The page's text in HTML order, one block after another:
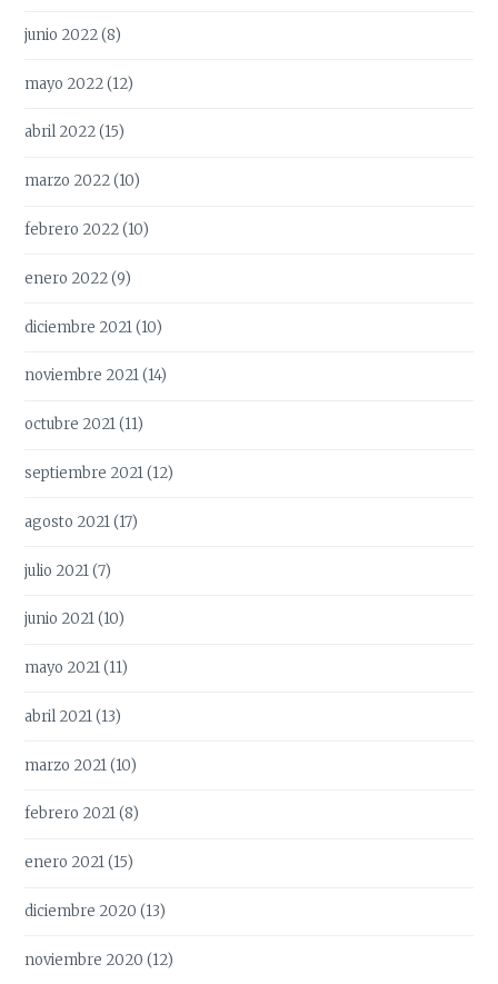
junio 2022(8)
mayo 2022(12)
abril 2022(15)
marzo 2022(10)
febrero 2022(10)
enero 2022(9)
diciembre 2021(10)
noviembre 2021(14)
octubre 2021(11)
septiembre 2021(12)
agosto 2021(17)
julio 2021(7)
junio 2021(10)
mayo 2021(11)
abril 2021(13)
marzo 2021(10)
febrero 2021(8)
enero 2021(15)
diciembre 2020 (13)
noviembre 2020 (12)